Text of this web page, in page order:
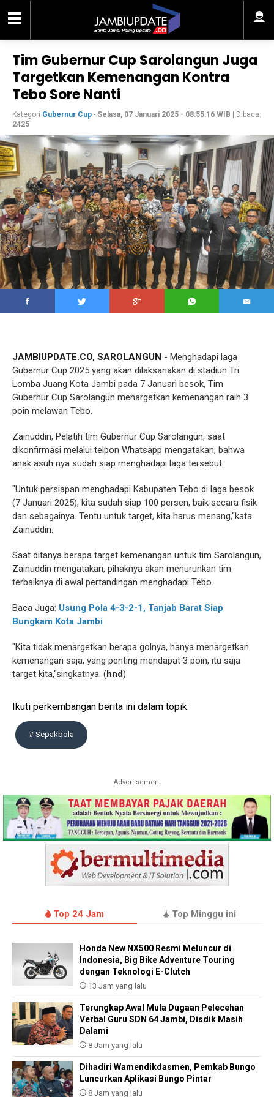
Tim Gubernur Cup Sarolangun Juga
Targetkan Kemenangan Kontra
Tebo Sore Nanti
Kategori Gubernur Cup - Selasa, 07 Januari 2025 - 08:55:16 WIB | Dibaca:
2425
JAMBIUPDATE.CO, SAROLANGUN - Menghadapi laga
Gubernur Cup 2025 yang akan dilaksanakan di stadiun Tri
Lomba Juang Kota Jambi pada 7 Januari besok, Tim
Gubernur Cup Sarolangun menargetkan kemenangan raih 3
poin melawan Tebo.
Zainuddin, Pelatih tim Gubernur Cup Sarolangun, saat
dikonfirmasi melalui telpon Whatsapp mengatakan, bahwa
anak asuh nya sudah siap menghadapi laga tersebut.
"Untuk persiapan menghadapi Kabupaten Tebo di laga besok
(7 Januari 2025), kita sudah siap 100 persen, baik secara fisik
dan sebagainya. Tentu untuk target, kita harus menang,"kata
Zainuddin.
Saat ditanya berapa target kemenangan untuk tim Sarolangun,
Zainuddin mengatakan, pihaknya akan menurunkan tim
terbaiknya di awal pertandingan menghadapi Tebo.
Baca Juga: Usung Pola 4-3-2-1, Tanjab Barat Siap
Bungkam Kota Jambi
"Kita tidak menargetkan berapa golnya, hanya menargetkan
kemenangan saja, yang penting mendapat 3 poin, itu saja
target kita,"singkatnya. (hnd)
Ikuti perkembangan berita ini dalam topik:
# Sepakbola
Advertisement
Top 24 Jam Top Minggu ini
Honda New NX500 Resmi Meluncur di
Indonesia, Big Bike Adventure Touring
dengan Teknologi E-Clutch
13 Jam yang lalu
Terungkap Awal Mula Dugaan Pelecehan
Verbal Guru SDN 64 Jambi, Disdik Masih
Dalami
8 Jam yang lalu
Dihadiri Wamendikdasmen, Pemkab Bungo
Luncurkan Aplikasi Bungo Pintar
8 Jam yang lalu